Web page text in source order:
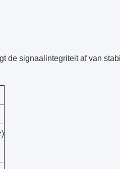
de signaalintegriteit af van